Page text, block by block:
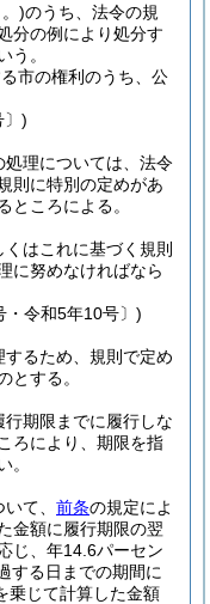
)のうち、法令の規
分の例により処分す
う。
市の権利のうち、公
〕)
理については、法令
則に特別の定めがあ
ところによる。
はこれに基づく規則
に努めなければなら
・令和5年10号〕)
るため、規則で定め
とする。
期限までに履行しな
ろにより、期限を指
。
て、 前条の規定によ
金額に履行期限の翌
じ、年14.6パーセン
する日までの期間に
乗じて計算した金額